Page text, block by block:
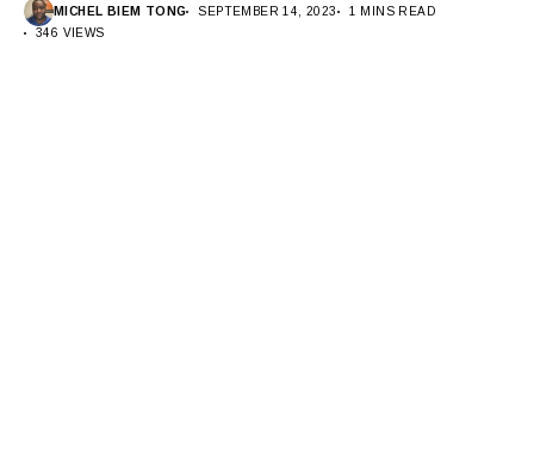
MICHEL BIEM TONG SEPTEMBER 14, 2023
1 MINS READ
346 VIEWS